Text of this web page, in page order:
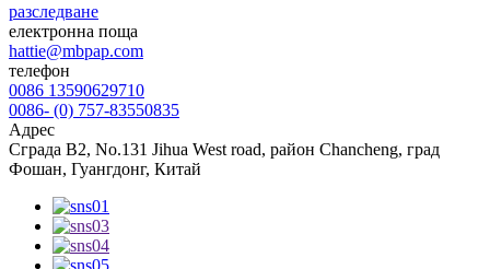
разследване
електронна поща
hattie@mbpap.com
телефон
0086 13590629710
0086- (0) 757-83550835
Адрес
Сграда B2, No.131 Jihua West road, район Chancheng, град
Фошан, Гуангдонг, Китай